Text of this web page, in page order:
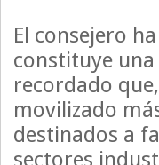
El consejero
constituye
recordado
movilizado
destinados a
sectores